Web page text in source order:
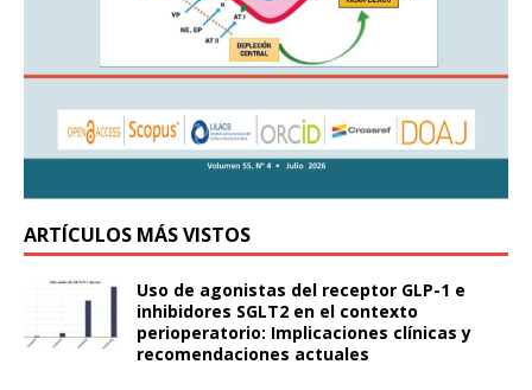
ARTÍCULOS MÁS VISTOS
Uso de agonistas del receptor GLP-1 e
inhibidores SGLT2 en el contexto
perioperatorio: Implicaciones clínicas y
recomendaciones actuales